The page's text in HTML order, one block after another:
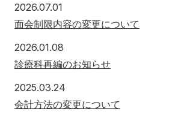
2026.07.01
面会制限内容の変更について
2026.01.08
診療科再編のお知らせ
2025.03.24
会計方法の変更について